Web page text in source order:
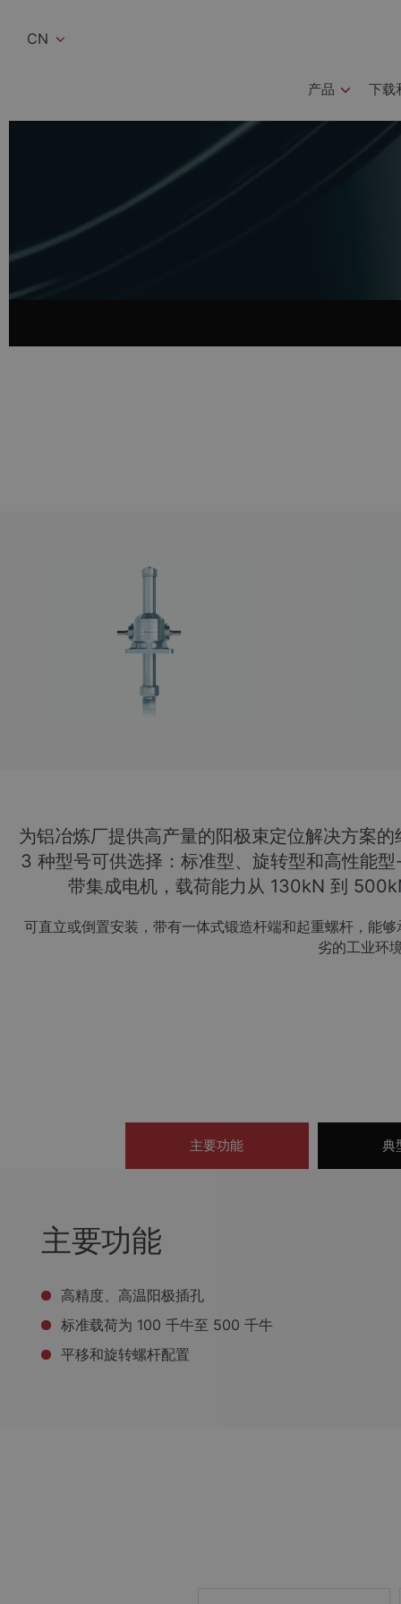
CN
产品 下载
为铝冶炼厂提供高产量的阳极束定位解决方案
3 种型号可供选择：标准型、旋转型和高性能
带集成电机，载荷能力从 130kN 到
可直立或倒置安装，带有一体式锻造杆端和起重螺杆，能
劣的工业环
主要功能 典
主要功能
高精度、高温阳极插孔
标准载荷为 100 千牛至 500 千牛
平移和旋转螺杆配置